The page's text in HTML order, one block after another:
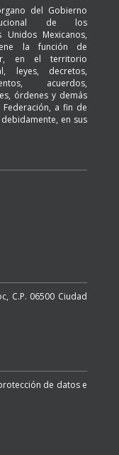
del Gobierno
de los
Unidos Mexicanos,
la función de
en el territorio
leyes, decretos,
acuerdos,
órdenes y demás
a fin de
en sus
C.P. 06500 Ciudad
de datos e